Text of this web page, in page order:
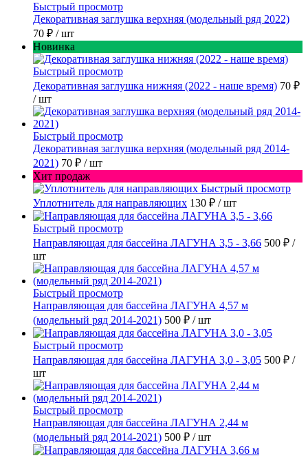
Быстрый просмотр
Декоративная заглушка верхняя (модельный ряд 2022)
70 ₽ / шт
Новинка
Быстрый просмотр
Декоративная заглушка нижняя (2022 - наше время) 70 ₽
/ шт
Быстрый просмотр
Декоративная заглушка верхняя (модельный ряд 2014-
2021) 70 ₽ / шт
Хит продаж
Быстрый просмотр
Уплотнитель для направляющих 130 ₽ / шт
Быстрый просмотр
Направляющая для бассейна ЛАГУНА 3,5 - 3,66 500 ₽ /
шт
Быстрый просмотр
Направляющая для бассейна ЛАГУНА 4,57 м
(модельный ряд 2014-2021) 500 ₽ / шт
Быстрый просмотр
Направляющая для бассейна ЛАГУНА 3,0 - 3,05 500 ₽ /
шт
Быстрый просмотр
Направляющая для бассейна ЛАГУНА 2,44 м
(модельный ряд 2014-2021) 500 ₽ / шт